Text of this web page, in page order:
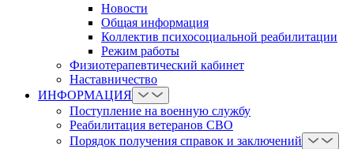
Новости
Общая информация
Коллектив психосоциальной реабилитации
Режим работы
Физиотерапевтический кабинет
Наставничество
ИНФОРМАЦИЯ
Поступление на военную службу
Реабилитация ветеранов СВО
Порядок получения справок и заключений